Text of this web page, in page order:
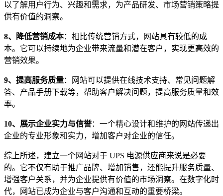
以了解用户行为、兴趣和需求，为产品研发、市场营销策略提
供有价值的洞察。
8、降低营销成本：相比传统营销方式，网站具有较低的成
本。它可以持续地为企业带来流量和潜在客户，实现更高效的
营销效果。
9、提高服务质量：网站可以提供在线技术支持、常见问题解
答、产品手册下载等，帮助客户解决问题，提高服务质量和效
率。
10、展示企业实力与信誉：一个精心设计和维护的网站传递出
企业的专业形象和实力，增加客户对企业的信任。
综上所述，建立一个网站对于 UPS 电源供应商来说是必要
的。它不仅有助于推广品牌、增加销售，还能提升服务质量、
增强客户关系，并为企业提供有价值的市场洞察。在数字化时
代，网站已成为企业与客户沟通和互动的重要桥梁。